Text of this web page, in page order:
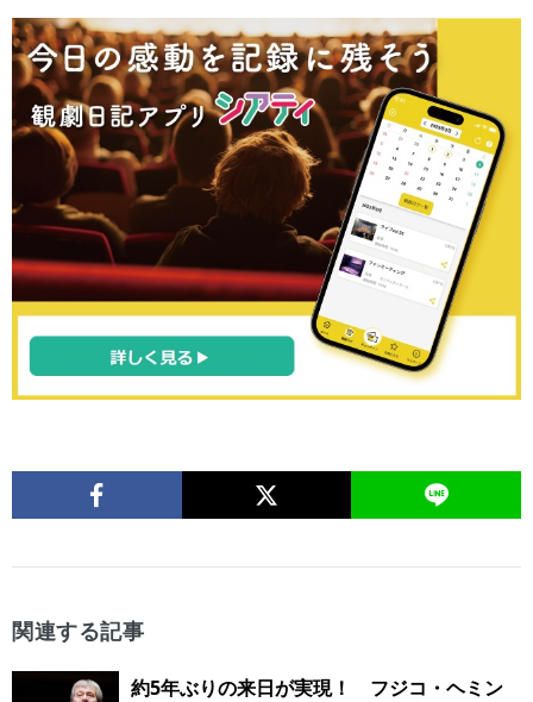
関連する記事
約5年ぶりの来日が実現！ フジコ・ヘミン